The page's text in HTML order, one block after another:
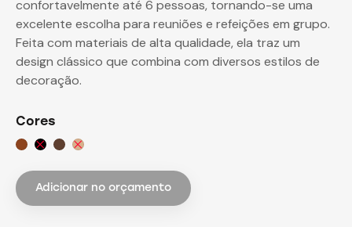
confortavelmente até 6 pessoas, tornando-se uma
excelente escolha para reuniões e refeições em grupo.
Feita com materiais de alta qualidade, ela traz um
design clássico que combina com diversos estilos de
decoração.
Cores
Adicionar no orçamento